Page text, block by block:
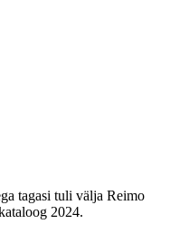
tagasi tuli välja Reimo
2024.